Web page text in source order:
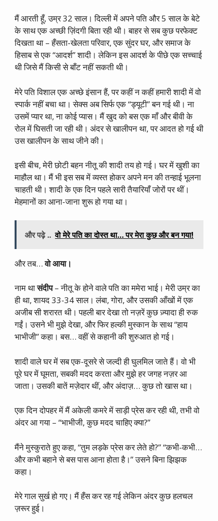
मैं आरती हूँ, उम्र 32 साल। दिल्ली में अपने पति और 5 साल के बेटे
के साथ एक अच्छी ज़िंदगी बिता रही थी। बाहर से सब कुछ परफेक्ट
दिखता था – हँसता-खेलता परिवार, एक सुंदर घर, और समाज के
हिसाब से एक “आदर्श” शादी। लेकिन इस आदर्श के पीछे एक सच्चाई
थी जिसे मैं किसी से बाँट नहीं सकती थी।
मेरे पति विशाल एक अच्छे इंसान हैं, पर कहीं न कहीं हमारी शादी में वो
स्पार्क नहीं बचा था। सेक्स अब सिर्फ एक “ड्यूटी” बन गई थी। ना
उसमें प्यार था, ना कोई प्यास। मैं खुद को बस एक माँ और बीवी के
रोल में घिसती जा रही थी। अंदर से खालीपन था, पर आदत हो गई थी
उस खालीपन के साथ जीने की।
इसी बीच, मेरी छोटी बहन नीतू की शादी तय हो गई। घर में खुशी का
माहौल था। मैं भी इस सब में व्यस्त होकर अपने मन की तन्हाई भूलना
चाहती थी। शादी के एक दिन पहले सारी तैयारियाँ जोरों पर थीं।
मेहमानों का आना-जाना शुरू हो गया था।
और पढ़े .. वो मेरे पति का दोस्त था… पर मेरा कुछ और बन गया!
और तब…वो आया।
नाम थासंदीप– नीतू के होने वाले पति का ममेरा भाई। मेरी उम्र का
ही था, शायद 33-34 साल। लंबा, गोरा, और उसकी आँखों में एक
अजीब सी शरारत थी। पहली बार देखा तो नज़रें कुछ ज़्यादा ही रुक
गईं। उसने भी मुझे देखा, और फिर हल्की मुस्कान के साथ “हाय
भाभीजी” कहा। बस… वहीं से कहानी की शुरुआत हो गई।
शादी वाले घर में सब एक-दूसरे से जल्दी ही घुलमिल जाते हैं। वो भी
पूरे घर में घूमता, सबकी मदद करता और मुझे हर जगह नज़र आ
जाता। उसकी बातें मज़ेदार थीं, और अंदाज़… कुछ तो खास था।
एक दिन दोपहर में मैं अकेली कमरे में साड़ी प्रेस कर रही थी, तभी वो
अंदर आ गया – “भाभीजी, कुछ मदद चाहिए क्या?”
मैंने मुस्कुराते हुए कहा, “तुम लड़के प्रेस कर लेते हो?” “कभी-कभी…
और कभी बहाने से बस पास आना होता है।” उसने बिना झिझक
कहा।
मेरे गाल सुर्ख हो गए। मैं हँस कर रह गई लेकिन अंदर कुछ हलचल
ज़रूर हुई।